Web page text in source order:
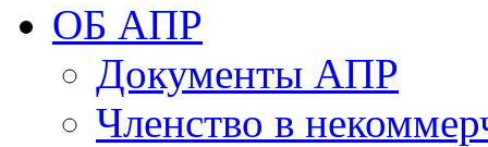
ОБ АПР
Документы АПР
Членство в